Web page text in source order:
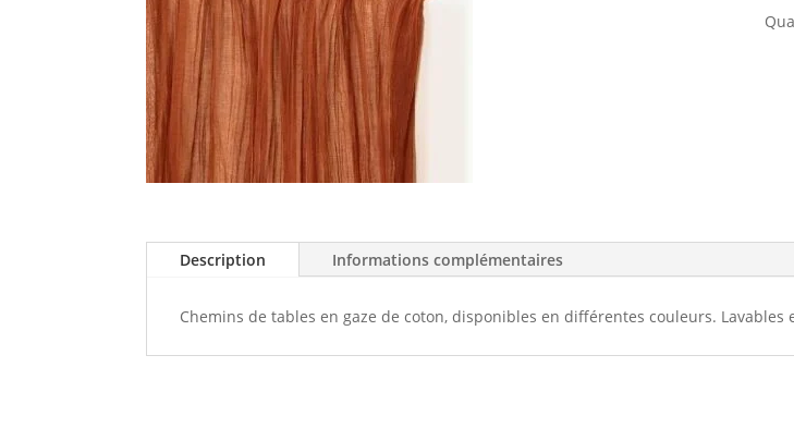
Description Informations complémentaires
Chemins de tables en gaze de coton, disponibles en différentes couleurs. Lavables